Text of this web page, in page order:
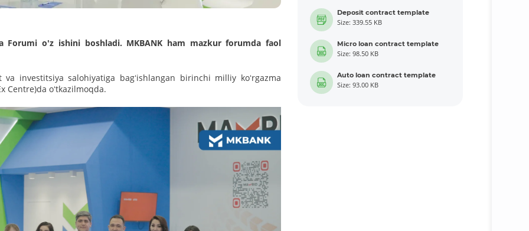
Forumi o'z ishini boshladi. MKBANK ham mazkur forumda faol
investitsiya salohiyatiga bagʻishlangan birinchi milliy koʻrgazma
Centre)da oʻtkazilmoqda.
Deposit contract template
Size: 339.55 KB
Micro loan contract template
Size: 98.50 KB
Auto loan contract template
Size: 93.00 KB